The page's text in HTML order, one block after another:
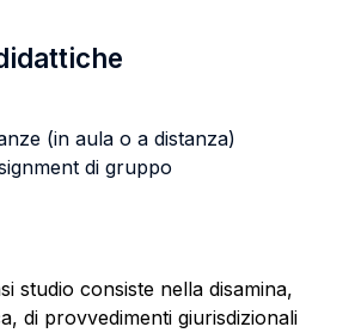
(in aula o a distanza)
di gruppo
studio consiste nella disamina,
di provvedimenti giurisdizionali